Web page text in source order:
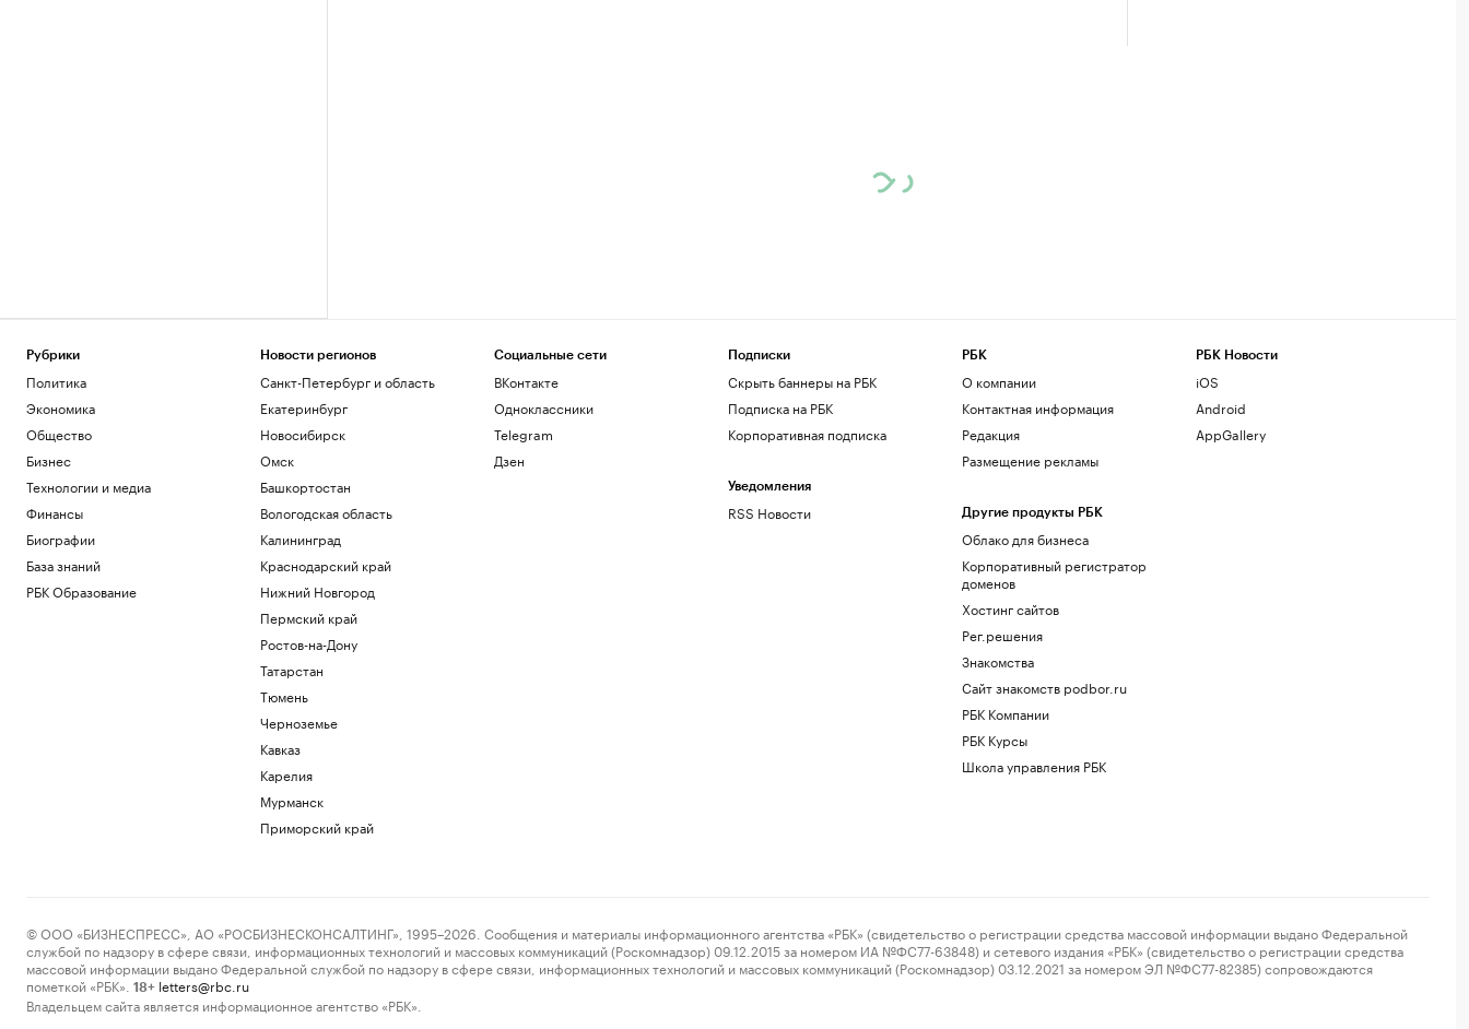
Рубрики
Политика
Экономика
Общество
Бизнес
Технологии и медиа
Финансы
Биографии
База знаний
РБК Образование
Новости регионов
Санкт-Петербург и область
Екатеринбург
Новосибирск
Омск
Башкортостан
Вологодская область
Калининград
Краснодарский край
Нижний Новгород
Пермский край
Ростов-на-Дону
Татарстан
Тюмень
Черноземье
Кавказ
Карелия
Мурманск
Приморский край
Социальные сети
ВКонтакте
Одноклассники
Telegram
Дзен
Подписки
Скрыть баннеры на РБК
Подписка на РБК
Корпоративная подписка
Уведомления
RSS Новости
РБК
О компании
Контактная информация
Редакция
Размещение рекламы
Другие продукты РБК
Облако для бизнеса
Корпоративный регистратор
доменов
Хостинг сайтов
Рег.решения
Знакомства
Сайт знакомств podbor.ru
РБК Компании
РБК Курсы
Школа управления РБК
РБК Новости
iOS
Android
AppGallery
© ООО «БИЗНЕСПРЕСС», АО «РОСБИЗНЕСКОНСАЛТИНГ», 1995–2026. Сообщения и материалы информационного агентства «РБК» (свидетельство о регистрации средства массовой информации выдано Федеральной
службой по надзору в сфере связи, информационных технологий и массовых коммуникаций (Роскомнадзор) 09.12.2015 за номером ИА №ФС77-63848) и сетевого издания «РБК» (свидетельство о регистрации средства
массовой информации выдано Федеральной службой по надзору в сфере связи, информационных технологий и массовых коммуникаций (Роскомнадзор) 03.12.2021 за номером ЭЛ №ФС77-82385) сопровождаются
пометкой «РБК».
18+ letters@rbc.ru
Владельцем сайта является информационное агентство «РБК».